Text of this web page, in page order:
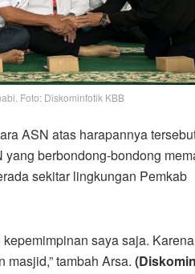
Foto: Diskominfotik KBB
ASN atas harapannya
berbondong-bondong
sekitar lingkungan Pemkab
saya saja.
tambah Arsa.